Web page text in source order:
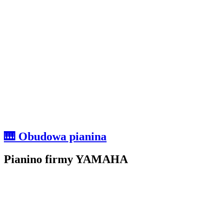
🎹 Obudowa pianina
Pianino firmy YAMAHA